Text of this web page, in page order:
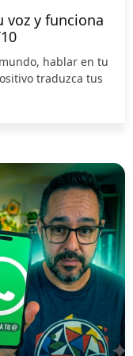
voz y funciona
hablar en tu
traduzca tus